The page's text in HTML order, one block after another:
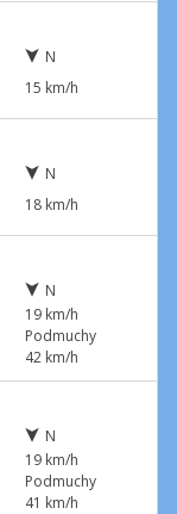
N
15 km/h
N
18 km/h
N
19 km/h
Podmuchy
42 km/h
N
19 km/h
Podmuchy
41 km/h